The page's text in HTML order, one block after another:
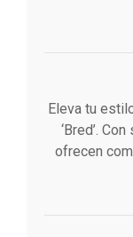
Eleva tu
‘Bred’.
ofrecen